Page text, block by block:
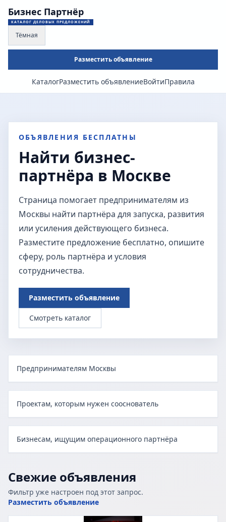
Бизнес Партнёр
КАТАЛОГ ДЕЛОВЫХ ПРЕДЛОЖЕНИЙ
Тёмная
Разместить объявление
КаталогРазместить объявлениеВойтиПравила
ОБЪЯВЛЕНИЯ БЕСПЛАТНЫ
Найти бизнес-
партнёра в Москве
Страница помогает предпринимателям из
Москвы найти партнёра для запуска, развития
или усиления действующего бизнеса.
Разместите предложение бесплатно, опишите
сферу, роль партнёра и условия
сотрудничества.
Разместить объявление
Смотреть каталог
Предпринимателям Москвы
Проектам, которым нужен сооснователь
Бизнесам, ищущим операционного партнёра
Свежие объявления
Фильтр уже настроен под этот запрос.
Разместить объявление